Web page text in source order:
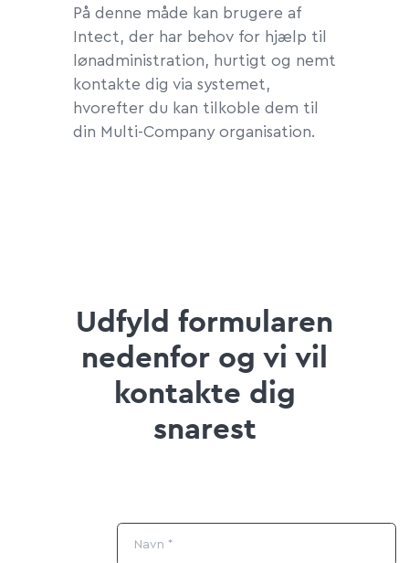
På denne måde kan brugere af
Intect, der har behov for hjælp til
lønadministration, hurtigt og nemt
kontakte dig via systemet,
hvorefter du kan tilkoble dem til
din Multi-Company organisation.
Udfyld formularen
nedenfor og vi vil
kontakte dig
snarest